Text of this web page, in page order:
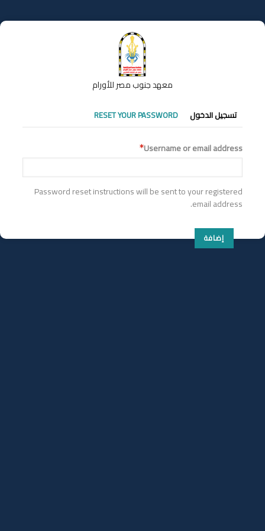
إلى
المحتوى
معهد جنوب مصر للأورام
التبويبات
الأساسية
تسجيل الدخول RESET YOUR PASSWORD
Username or email address
Password reset instructions will be sent to your registered
email address.